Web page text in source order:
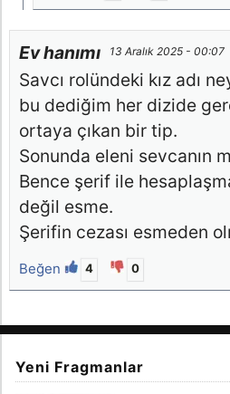
Ev hanımı 13 Aralık 2025 - 00:07
Savcı rolündeki kız adı
bu dediğim her dizide
ortaya çıkan bir tip.
Sonunda eleni sevcanın
Bence şerif ile
değil esme.
Şerifin cezası esmeden
Beğen 4 0
Yeni Fragmanlar